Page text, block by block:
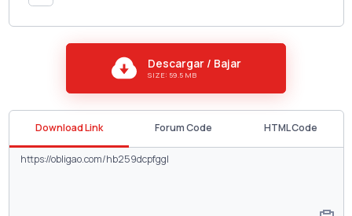
Descargar / Bajar
SIZE: 59.5 MB
Download Link Forum Code HTML Code